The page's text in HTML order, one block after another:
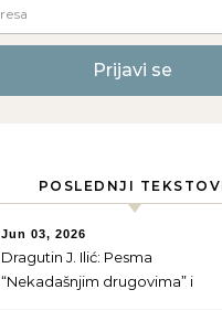
POSLEDNJI
Jun 03, 2026
Dragutin J. Ilić: Pesma
“Nekadašnjim drugovima” i